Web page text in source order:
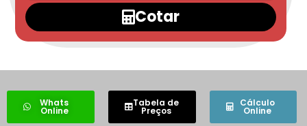
Cotar
Whats
Online
Tabela de
Preços
Cálculo
Online